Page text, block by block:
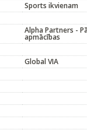
Sports ikvienam
Alpha Partners -
apmācības
Global VIA